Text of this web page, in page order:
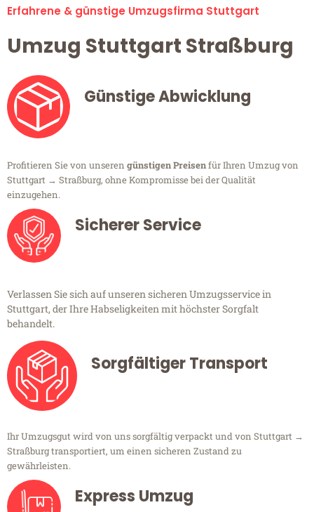
Erfahrene & günstige Umzugsfirma Stuttgart
Umzug Stuttgart Straßburg
Günstige Abwicklung
Profitieren Sie von unseren günstigen Preisenfür Ihren Umzug von
Stuttgart → Straßburg, ohne Kompromisse bei der Qualität
einzugehen.
Sicherer Service
Verlassen Sie sich auf unseren sicheren Umzugsservice in
Stuttgart, der Ihre Habseligkeiten mit höchster Sorgfalt
behandelt.
Sorgfältiger Transport
Ihr Umzugsgut wird von uns sorgfältig verpackt und von Stuttgart →
Straßburg transportiert, um einen sicheren Zustand zu
gewährleisten.
Express Umzug